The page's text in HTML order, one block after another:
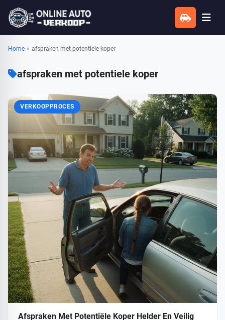
Home » afspraken met potentiele koper
afspraken met potentiele koper
VERKOOPPROCES
Afspraken Met Potentiële Koper Helder En Veilig